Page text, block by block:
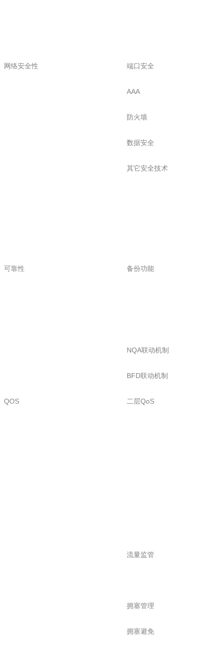
网络安全性 端口安全
AAA
防火墙
数据安全
其它安全技术
可靠性 备份功能
NQA联动机制
BFD联动机制
QOS 二层QoS
流量监管
拥塞管理
拥塞避免